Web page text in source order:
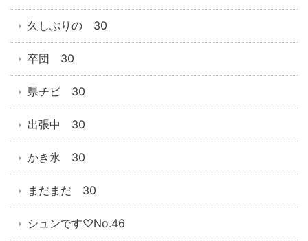
久しぶりの 30
卒団 30
県チビ 30
出張中 30
かき氷 30
まだまだ 30
シュンです♡No.46